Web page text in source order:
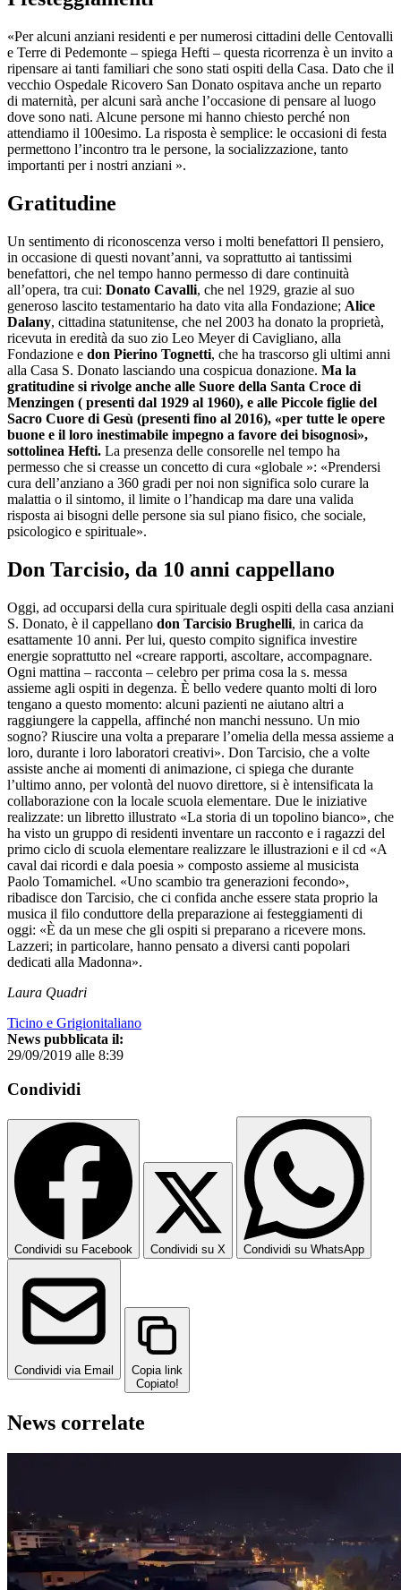
«Per alcuni anziani residenti e per numerosi cittadini delle Centovalli
e Terre di Pedemonte – spiega Hefti – questa ricorrenza è un invito a
ripensare ai tanti familiari che sono stati ospiti della Casa. Dato che il
vecchio Ospedale Ricovero San Donato ospitava anche un reparto
di maternità, per alcuni sarà anche l’occasione di pensare al luogo
dove sono nati. Alcune persone mi hanno chiesto perché non
attendiamo il 100esimo. La risposta è semplice: le occasioni di festa
permettono l’incontro tra le persone, la socializzazione, tanto
importanti per i nostri anziani ».
Gratitudine
Un sentimento di riconoscenza verso i molti benefattori Il pensiero,
in occasione di questi novant’anni, va soprattutto ai tantissimi
benefattori, che nel tempo hanno permesso di dare continuità
all’opera, tra cui: Donato Cavalli, che nel 1929, grazie al suo
generoso lascito testamentario ha dato vita alla Fondazione; Alice
Dalany, cittadina statunitense, che nel 2003 ha donato la proprietà,
ricevuta in eredità da suo zio Leo Meyer di Cavigliano, alla
Fondazione e don Pierino Tognetti, che ha trascorso gli ultimi anni
alla Casa S. Donato lasciando una cospicua donazione. Ma la
gratitudine si rivolge anche alle Suore della Santa Croce di
Menzingen ( presenti dal 1929 al 1960), e alle Piccole figlie del
Sacro Cuore di Gesù (presenti fino al 2016), «per tutte le opere
buone e il loro inestimabile impegno a favore dei bisognosi»,
sottolinea Hefti. La presenza delle consorelle nel tempo ha
permesso che si creasse un concetto di cura «globale »: «Prendersi
cura dell’anziano a 360 gradi per noi non significa solo curare la
malattia o il sintomo, il limite o l’handicap ma dare una valida
risposta ai bisogni delle persone sia sul piano fisico, che sociale,
psicologico e spirituale».
Don Tarcisio, da 10 anni cappellano
Oggi, ad occuparsi della cura spirituale degli ospiti della casa anziani
S. Donato, è il cappellano don Tarcisio Brughelli, in carica da
esattamente 10 anni. Per lui, questo compito significa investire
energie soprattutto nel «creare rapporti, ascoltare, accompagnare.
Ogni mattina – racconta – celebro per prima cosa la s. messa
assieme agli ospiti in degenza. È bello vedere quanto molti di loro
tengano a questo momento: alcuni pazienti ne aiutano altri a
raggiungere la cappella, affinché non manchi nessuno. Un mio
sogno? Riuscire una volta a preparare l’omelia della messa assieme a
loro, durante i loro laboratori creativi». Don Tarcisio, che a volte
assiste anche ai momenti di animazione, ci spiega che durante
l’ultimo anno, per volontà del nuovo direttore, si è intensificata la
collaborazione con la locale scuola elementare. Due le iniziative
realizzate: un libretto illustrato «La storia di un topolino bianco», che
ha visto un gruppo di residenti inventare un racconto e i ragazzi del
primo ciclo di scuola elementare realizzare le illustrazioni e il cd «A
caval dai ricordi e dala poesia » composto assieme al musicista
Paolo Tomamichel. «Uno scambio tra generazioni fecondo»,
ribadisce don Tarcisio, che ci confida anche essere stata proprio la
musica il filo conduttore della preparazione ai festeggiamenti di
oggi: «È da un mese che gli ospiti si preparano a ricevere mons.
Lazzeri; in particolare, hanno pensato a diversi canti popolari
dedicati alla Madonna».
Laura Quadri
Ticino e Grigionitaliano
News pubblicata il:
29/09/2019 alle 8:39
Condividi
Condividi su Facebook Condividi su X Condividi su WhatsApp
Condividi via Email
Copia link
Copiato!
News correlate